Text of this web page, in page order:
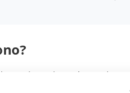
tus datos de envío y
agentes nunca te